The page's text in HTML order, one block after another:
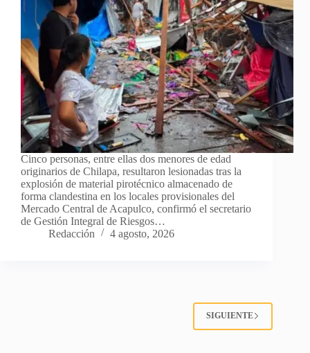
Cinco personas, entre ellas dos menores de edad
originarios de Chilapa, resultaron lesionadas tras la
explosión de material pirotécnico almacenado de
forma clandestina en los locales provisionales del
Mercado Central de Acapulco, confirmó el secretario
de Gestión Integral de Riesgos…
Redacción
4 agosto, 2026
SIGUIENTE